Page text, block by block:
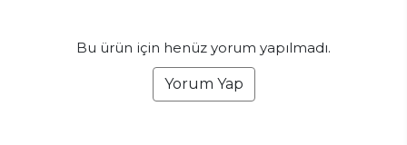
Bu ürün için henüz yorum yapılmadı.
Yorum Yap